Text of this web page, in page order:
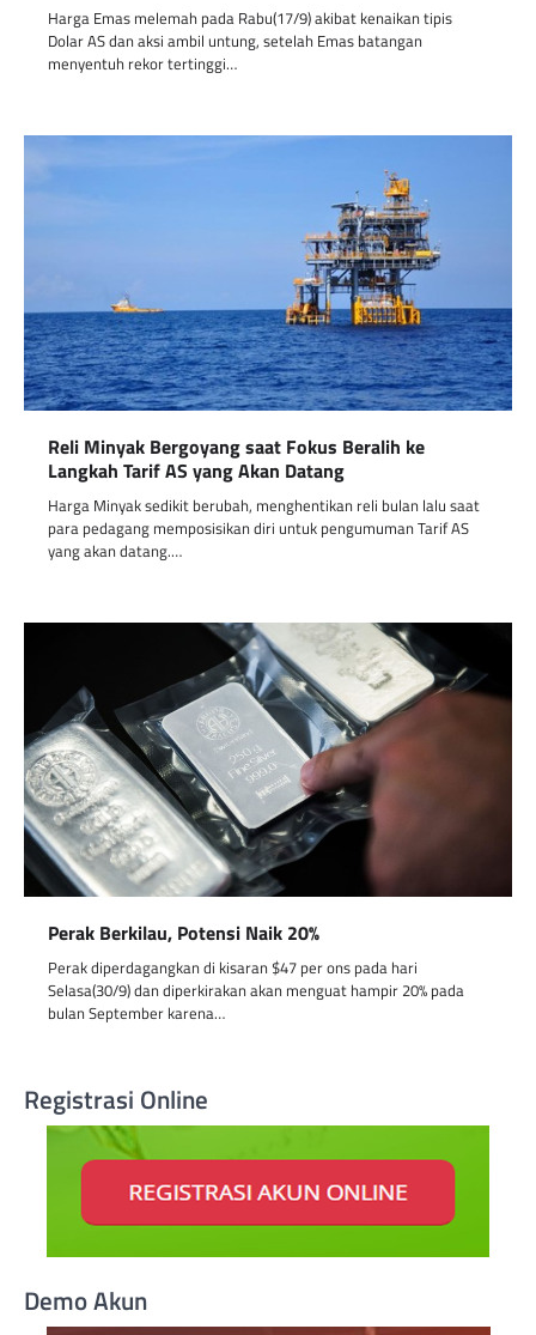
Harga Emas melemah pada Rabu(17/9) akibat kenaikan tipis
Dolar AS dan aksi ambil untung, setelah Emas batangan
menyentuh rekor tertinggi…
Reli Minyak Bergoyang saat Fokus Beralih ke
Langkah Tarif AS yang Akan Datang
Harga Minyak sedikit berubah, menghentikan reli bulan lalu saat
para pedagang memposisikan diri untuk pengumuman Tarif AS
yang akan datang.…
Perak Berkilau, Potensi Naik 20%
Perak diperdagangkan di kisaran $47 per ons pada hari
Selasa(30/9) dan diperkirakan akan menguat hampir 20% pada
bulan September karena…
Registrasi Online
Demo Akun